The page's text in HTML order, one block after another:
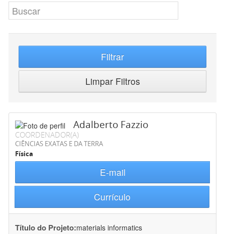
Filtrar
Limpar Filtros
Adalberto Fazzio
COORDENADOR(A)
CIÊNCIAS EXATAS E DA TERRA
Física
E-mail
Currículo
Título do Projeto:materials informatics